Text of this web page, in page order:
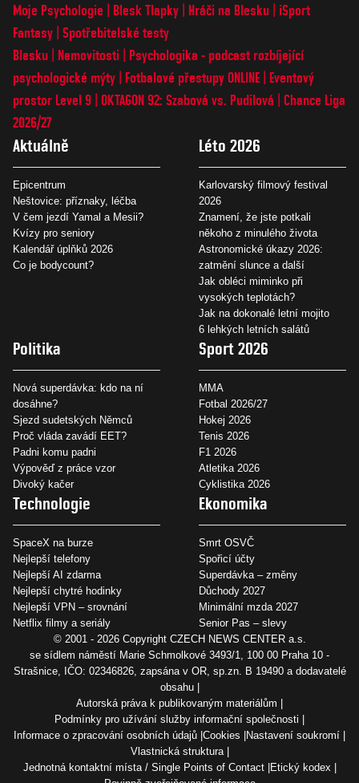
Moje Psychologie Blesk Tlapky Hráči na Blesku
iSport
Fantasy Spotřebitelské testy
Blesku
Nemovitosti
Psychologika - podcast rozbíjející
psychologické mýty
Fotbalové přestupy ONLINE
Eventový
prostor Level 9 OKTAGON 92: Szabová vs. Pudilová
Chance Liga
2026/27
Aktuálně
Epicentrum
Neštovice: příznaky, léčba
V čem jezdí Yamal a Mesii?
Kvízy pro seniory
Kalendář úplňků 2026
Co je bodycount?
Léto 2026
Karlovarský filmový festival
2026
Znamení, že jste potkali
někoho z minulého života
Astronomické úkazy 2026:
zatmění slunce a další
Jak obléci miminko při
vysokých teplotách?
Jak na dokonalé letní mojito
6 lehkých letních salátů
Politika
Nová superdávka: kdo na ní
dosáhne?
Sjezd sudetských Němců
Proč vláda zavádí EET?
Padni komu padni
Výpověď z práce vzor
Divoký kačer
Sport 2026
MMA
Fotbal 2026/27
Hokej 2026
Tenis 2026
F1 2026
Atletika 2026
Cyklistika 2026
Technologie
SpaceX na burze
Nejlepší telefony
Nejlepší AI zdarma
Nejlepší chytré hodinky
Nejlepší VPN – srovnání
Netflix filmy a seriály
Ekonomika
Smrt OSVČ
Spořicí účty
Superdávka – změny
Důchody 2027
Minimální mzda 2027
Senior Pas – slevy
© 2001 - 2026 Copyright CZECH NEWS CENTER a.s.
se sídlem náměstí Marie Schmolkové 3493/1, 100 00 Praha 10 -
Strašnice, IČO: 02346826, zapsána v OR, sp.zn. B 19490 a dodavatelé
obsahu
Autorská práva k publikovaným materiálům
Podmínky pro užívání služby informační společnosti
Informace o zpracování osobních údajů Cookies Nastavení soukromí
Vlastnická struktura
Jednotná kontaktní místa / Single Points of Contact Etický kodex